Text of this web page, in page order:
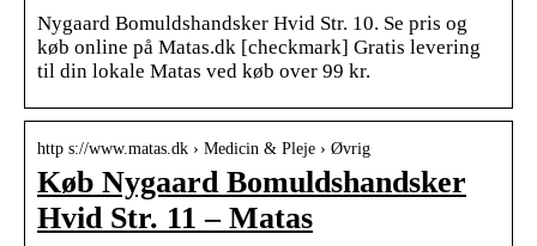
Nygaard Bomuldshandsker Hvid Str. 10. Se pris og
køb online på Matas.dk [checkmark] Gratis levering
til din lokale Matas ved køb over 99 kr.
http s://www.matas.dk › Medicin & Pleje › Øvrig
Køb Nygaard Bomuldshandsker
Hvid Str. 11 – Matas